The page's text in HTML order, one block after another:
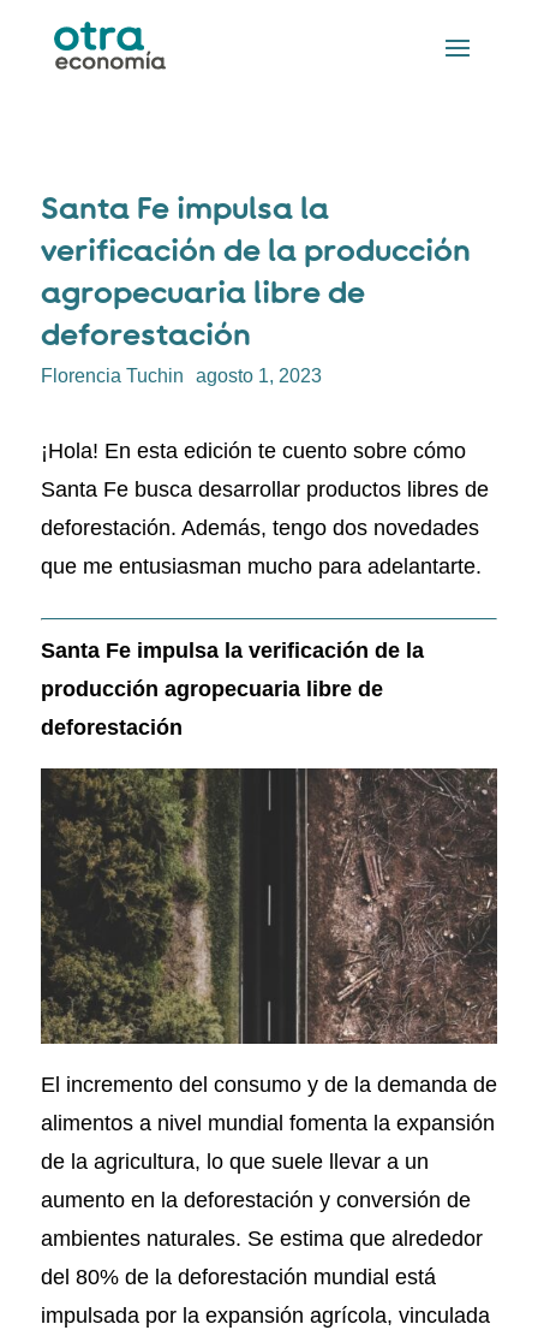
Santa Fe impulsa la
verificación de la producción
agropecuaria libre de
deforestación
Florencia Tuchin agosto 1, 2023
¡Hola! En esta edición te cuento sobre cómo
Santa Fe busca desarrollar productos libres de
deforestación. Además, tengo dos novedades
que me entusiasman mucho para adelantarte.
Santa Fe impulsa la verificación de la
producción agropecuaria libre de
deforestación
El incremento del consumo y de la demanda de
alimentos a nivel mundial fomenta la expansión
de la agricultura, lo que suele llevar a un
aumento en la deforestación y conversión de
ambientes naturales. Se estima que alrededor
del 80% de la deforestación mundial está
impulsada por la expansión agrícola, vinculada